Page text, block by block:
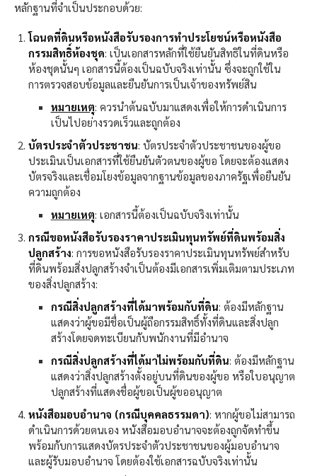
หลักฐานที่จำเป็นประกอบด้วย:
โฉนดที่ดินหรือหนังสือรับรองการทำประโยชน์หรือหนังสือ
กรรมสิทธิ์ห้องชุด: เป็นเอกสารหลักที่ใช้ยืนยันสิทธิในที่ดินหรือ
ห้องชุดนั้นๆ เอกสารนี้ต้องเป็นฉบับจริงเท่านั้น ซึ่งจะถูกใช้ใน
การตรวจสอบข้อมูลและยืนยันการเป็นเจ้าของทรัพย์สิน
หมายเหตุ: ควรนำต้นฉบับมาแสดงเพื่อให้การดำเนินการ
เป็นไปอย่างรวดเร็วและถูกต้อง
บัตรประจำตัวประชาชน: บัตรประจำตัวประชาชนของผู้ขอ
ประเมินเป็นเอกสารที่ใช้ยืนยันตัวตนของผู้ขอ โดยจะต้องแสดง
บัตรจริงและเชื่อมโยงข้อมูลจากฐานข้อมูลของภาครัฐเพื่อยืนยัน
ความถูกต้อง
หมายเหตุ: เอกสารนี้ต้องเป็นฉบับจริงเท่านั้น
กรณีขอหนังสือรับรองราคาประเมินทุนทรัพย์ที่ดินพร้อมสิ่ง
ปลูกสร้าง: การขอหนังสือรับรองราคาประเมินทุนทรัพย์สำหรับ
ที่ดินพร้อมสิ่งปลูกสร้างจำเป็นต้องมีเอกสารเพิ่มเติมตามประเภท
ของสิ่งปลูกสร้าง:
กรณีสิ่งปลูกสร้างที่ได้มาพร้อมกับที่ดิน: ต้องมีหลักฐาน
แสดงว่าผู้ขอมีชื่อเป็นผู้ถือกรรมสิทธิ์ทั้งที่ดินและสิ่งปลูก
สร้างโดยจดทะเบียนกับพนักงานที่มีอำนาจ
กรณีสิ่งปลูกสร้างที่ได้มาไม่พร้อมกับที่ดิน: ต้องมีหลักฐาน
แสดงว่าสิ่งปลูกสร้างตั้งอยู่บนที่ดินของผู้ขอ หรือใบอนุญาต
ปลูกสร้างที่แสดงชื่อผู้ขอเป็นผู้ขออนุญาต
หนังสือมอบอำนาจ (กรณีบุคคลธรรมดา): หากผู้ขอไม่สามารถ
ดำเนินการด้วยตนเอง หนังสือมอบอำนาจจะต้องถูกจัดทำขึ้น
พร้อมกับการแสดงบัตรประจำตัวประชาชนของผู้มอบอำนาจ
และผู้รับมอบอำนาจ โดยต้องใช้เอกสารฉบับจริงเท่านั้น